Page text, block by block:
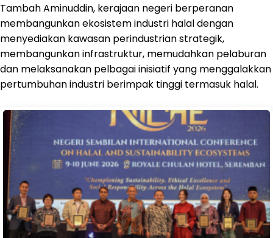
Tambah Aminuddin, kerajaan negeri berperanan
membangunkan ekosistem industri halal dengan
menyediakan kawasan perindustrian strategik,
membangunkan infrastruktur, memudahkan pelaburan
dan melaksanakan pelbagai inisiatif yang menggalakkan
pertumbuhan industri berimpak tinggi termasuk halal.